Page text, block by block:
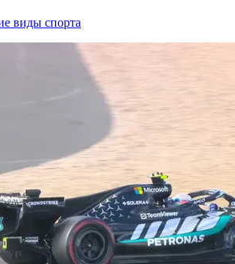
виды спорта